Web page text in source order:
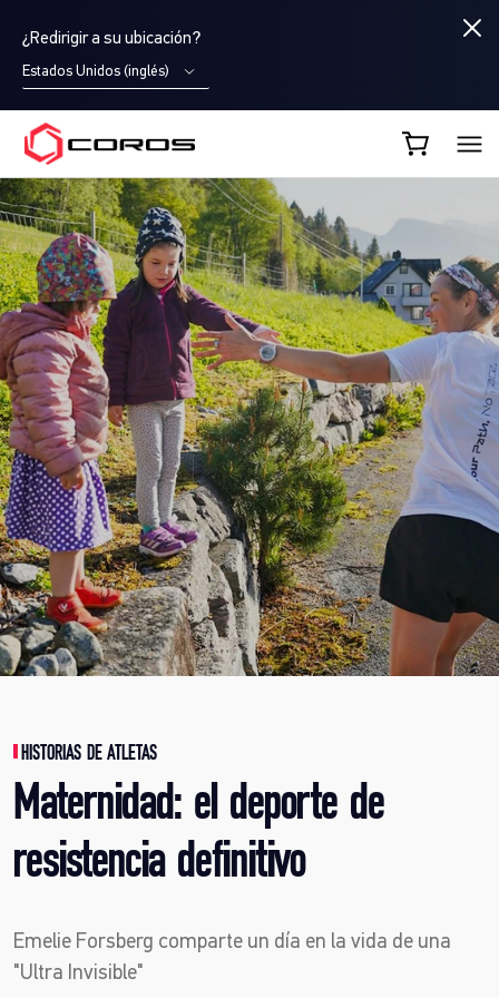
¿Redirigir a su ubicación?
Estados Unidos (inglés)
COROS ES
HISTORIAS DE ATLETAS
Maternidad: el deporte de
resistencia definitivo
Emelie Forsberg comparte un día en la vida de una
"Ultra Invisible"